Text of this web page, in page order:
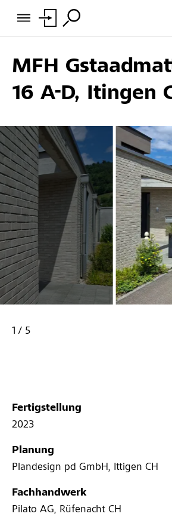
MFH
16 A-D, Itingen
1 / 5
Fertigstellung
2023
Planung
Plandesign pd GmbH, Ittigen CH
Fachhandwerk
Pilato AG, Rüfenacht CH